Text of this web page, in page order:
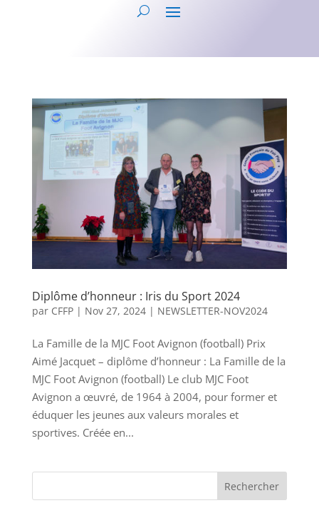
Diplôme d’honneur : Iris du Sport 2024
par CFFP| Nov 27, 2024| NEWSLETTER-NOV2024
La Famille de la MJC Foot Avignon (football) Prix
Aimé Jacquet – diplôme d’honneur : La Famille de la
MJC Foot Avignon (football) Le club MJC Foot
Avignon a œuvré, de 1964 à 2004, pour former et
éduquer les jeunes aux valeurs morales et
sportives. Créée en...
Rechercher